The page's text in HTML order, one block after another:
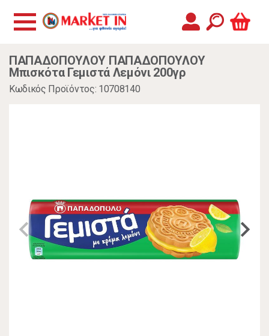
ΠΑΠΑΔΟΠΟΥΛΟΥ ΠΑΠΑΔΟΠΟΥΛΟΥ
Μπισκότα Γεμιστά Λεμόνι 200γρ
Κωδικός Προϊόντος: 10708140